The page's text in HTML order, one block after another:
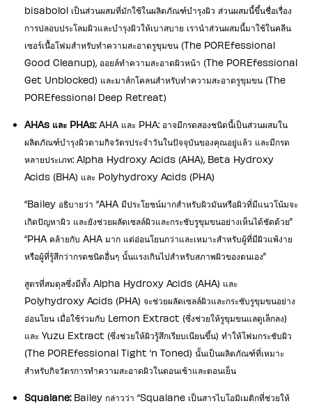
bisabolol เป็นส่วนผสมที่มักใช้ในผลิตภัณฑ์บำรุงผิว ส่วนผสมนี้ขึ้นชื่อเรื่อง
การปลอบประโลมผิวและบำรุงผิวให้เบาสบาย เรานำส่วนผสมนี้มาใช้ในคลีน
เซอร์เนื้อโฟมสำหรับทำความสะอาดรูขุมขน (The POREfessional
Good Cleanup), ออยล์ทำความสะอาดผิวหน้า (The POREfessional
Get Unblocked) และมาส์กโคลนสำหรับทำความสะอาดรูขุมขน (The
POREfessional Deep Retreat)
AHAs และ PHAs:AHA และ PHA: อาจมีกรดสองชนิดนี้เป็นส่วนผสมใน
ผลิตภัณฑ์บำรุงผิวตามกิจวัตรประจำวันในปัจจุบันของคุณอยู่แล้ว และมีกรด
หลายประเภท: Alpha Hydroxy Acids (AHA), Beta Hydroxy
Acids (BHA) และ Polyhydroxy Acids (PHA)
“Bailey อธิบายว่า “AHA มีประโยชน์มากสำหรับผิวมันหรือผิวที่มีแนวโน้มจะ
เกิดปัญหาผิว และยังช่วยผลัดเซลล์ผิวและกระชับรูขุมขนอย่างเห็นได้ชัดด้วย”
“PHA คล้ายกับ AHA มาก แต่อ่อนโยนกว่าและเหมาะสำหรับผู้ที่มีผิวแพ้ง่าย
หรือผู้ที่รู้สึกว่ากรดชนิดอื่นๆ นั้นแรงเกินไปสำหรับสภาพผิวของตนเอง”
สูตรที่สมดุลซึ่งมีทั้ง Alpha Hydroxy Acids (AHA) และ
Polyhydroxy Acids (PHA) จะช่วยผลัดเซลล์ผิวและกระชับรูขุมขนอย่าง
อ่อนโยน เมื่อใช้ร่วมกับ Lemon Extract (ซึ่งช่วยให้รูขุมขนแลดูเล็กลง)
และ Yuzu Extract (ซึ่งช่วยให้ผิวรู้สึกเรียบเนียนขึ้น) ทำให้โฟมกระชับผิว
(The POREfessional Tight ’n Toned) นั้นเป็นผลิตภัณฑ์ที่เหมาะ
สำหรับกิจวัตรการทำความสะอาดผิวในตอนเช้าและตอนเย็น
Squalane:Bailey กล่าวว่า “Squalane เป็นสารไบโอมิเมติกที่ช่วยให้